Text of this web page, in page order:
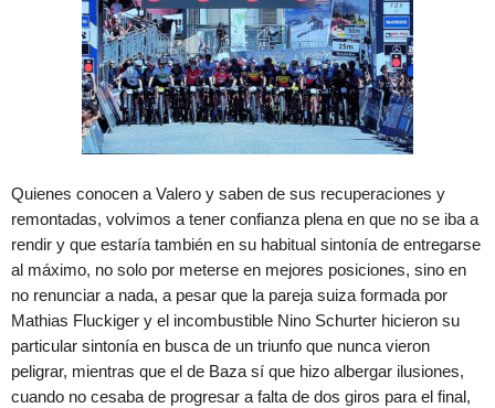
Quienes conocen a Valero y saben de sus recuperaciones y
remontadas, volvimos a tener confianza plena en que no se iba a
rendir y que estaría también en su habitual sintonía de entregarse
al máximo, no solo por meterse en mejores posiciones, sino en
no renunciar a nada, a pesar que la pareja suiza formada por
Mathias Fluckiger y el incombustible Nino Schurter hicieron su
particular sintonía en busca de un triunfo que nunca vieron
peligrar, mientras que el de Baza sí que hizo albergar ilusiones,
cuando no cesaba de progresar a falta de dos giros para el final,